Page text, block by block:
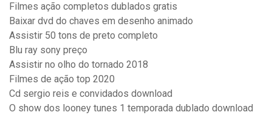
Filmes ação completos dublados gratis
Baixar dvd do chaves em desenho animado
Assistir 50 tons de preto completo
Blu ray sony preço
Assistir no olho do tornado 2018
Filmes de ação top 2020
Cd sergio reis e convidados download
O show dos looney tunes 1 temporada dublado download